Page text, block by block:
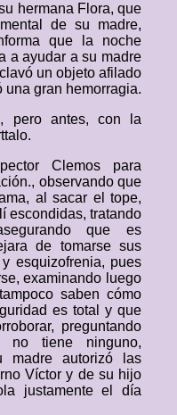
hermana Flora, que
de su madre,
que la noche
a ayudar a su madre
un objeto afilado
una gran hemorragia.
pero antes, con la
Clemos para
observando que
al sacar el tope,
escondidas, tratando
que es
de tomarse sus
esquizofrenia, pues
examinando luego
saben cómo
es total y que
preguntando
no tiene ninguno,
madre autorizó las
Víctor y de su hijo
justamente el día